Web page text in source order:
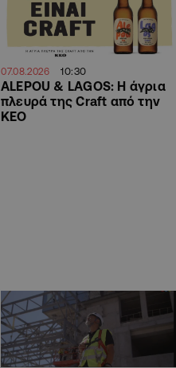
07.08.2026 10:30
ALEPOU & LAGOS: Η άγρια
πλευρά της Craft από την
ΚΕΟ